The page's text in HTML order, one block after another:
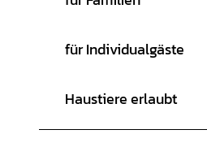
für Individualgäste
Haustiere erlaubt